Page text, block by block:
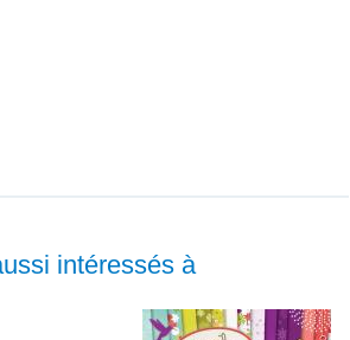
intéressés à